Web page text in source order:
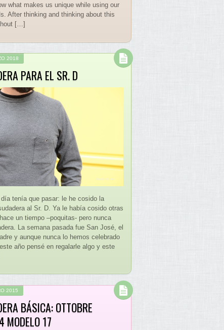
what makes us unique while using our
After thinking and thinking about this
[…]
2018
PARA EL SR. D
tenía que pasar: le he cosido la
al Sr. D. Ya le había cosido otras
un tiempo –poquitas- pero nunca
La semana pasada fue San José, el
y aunque nunca lo hemos celebrado
año pensé en regalarle algo y este
2015
BÁSICA: OTTOBRE
17